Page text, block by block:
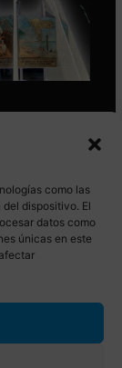
como las
dispositivo. El
datos como
únicas en este